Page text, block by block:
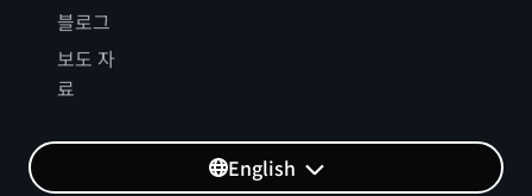
블로그
보도 자
료
English